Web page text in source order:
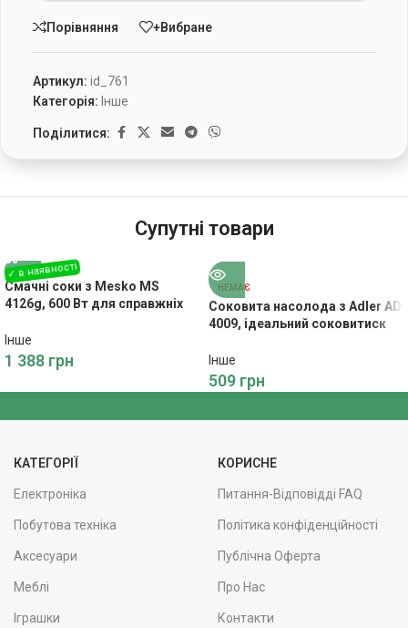
Порівняння +Вибране
Артикул: id_761
Категорія: Інше
Поділитися:
Супутні товари
Смачні соки з Mesko MS
4126g, 600 Вт для справжніх
Інше
1 388 грн
НЕМАЄ
Соковита насолода з Adler AD
4009, ідеальний соковитиск
Інше
509 грн
КАТЕГОРІЇ
Електроніка
Побутова техніка
Аксесуари
Меблі
Іграшки
КОРИСНЕ
Питання-Відповідді FAQ
Політика конфіденційності
Публічна Оферта
Про Нас
Контакти